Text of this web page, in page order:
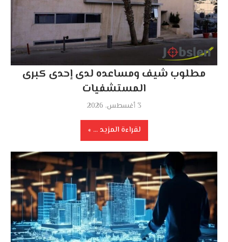
مطلوب شيف ومساعده لدى إحدى كبرى
المستشفيات
3 أغسطس، 2026
لقراءة المزيد ...